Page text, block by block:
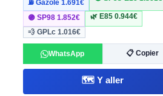
⛽ Gazole1.691€
🟣 SP981.852€ 🌿 E85 0.944€
💨 GPLc1.016€
WhatsApp 📋 Copier
🗺️ Y aller